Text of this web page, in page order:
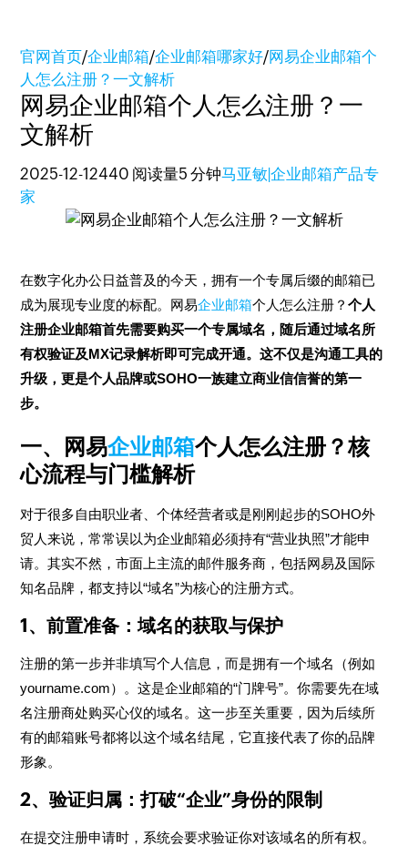
官网首页/企业邮箱/企业邮箱哪家好/网易企业邮箱个
人怎么注册？一文解析
网易企业邮箱个人怎么注册？一
文解析
2025-12-12440 阅读量5 分钟马亚敏|企业邮箱产品专
家
在数字化办公日益普及的今天，拥有一个专属后缀的邮箱已
成为展现专业度的标配。网易企业邮箱个人怎么注册？个人
注册企业邮箱首先需要购买一个专属域名，随后通过域名所
有权验证及MX记录解析即可完成开通。这不仅是沟通工具的
升级，更是个人品牌或SOHO一族建立商业信信誉的第一
步。
一、网易企业邮箱个人怎么注册？核
心流程与门槛解析
对于很多自由职业者、个体经营者或是刚刚起步的SOHO外
贸人来说，常常误以为企业邮箱必须持有“营业执照”才能申
请。其实不然，市面上主流的邮件服务商，包括网易及国际
知名品牌，都支持以“域名”为核心的注册方式。
1、前置准备：域名的获取与保护
注册的第一步并非填写个人信息，而是拥有一个域名（例如
yourname.com）。这是企业邮箱的“门牌号”。你需要先在域
名注册商处购买心仪的域名。这一步至关重要，因为后续所
有的邮箱账号都将以这个域名结尾，它直接代表了你的品牌
形象。
2、验证归属：打破“企业”身份的限制
在提交注册申请时，系统会要求验证你对该域名的所有权。